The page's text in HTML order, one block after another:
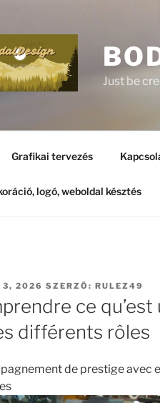
Just be
Grafikai tervezés
logó, weboldal késztés
3, 2026 SZERZŐ: RULEZ49
ce
différents rôles
de prestige avec